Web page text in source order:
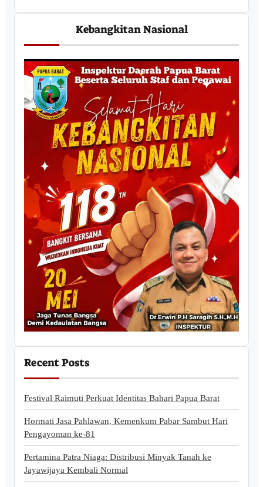
Kebangkitan Nasional
Recent Posts
Festival Raimuti Perkuat Identitas Bahari Papua Barat
Hormati Jasa Pahlawan, Kemenkum Pabar Sambut Hari
Pengayoman ke-81
Pertamina Patra Niaga: Distribusi Minyak Tanah ke
Jayawijaya Kembali Normal